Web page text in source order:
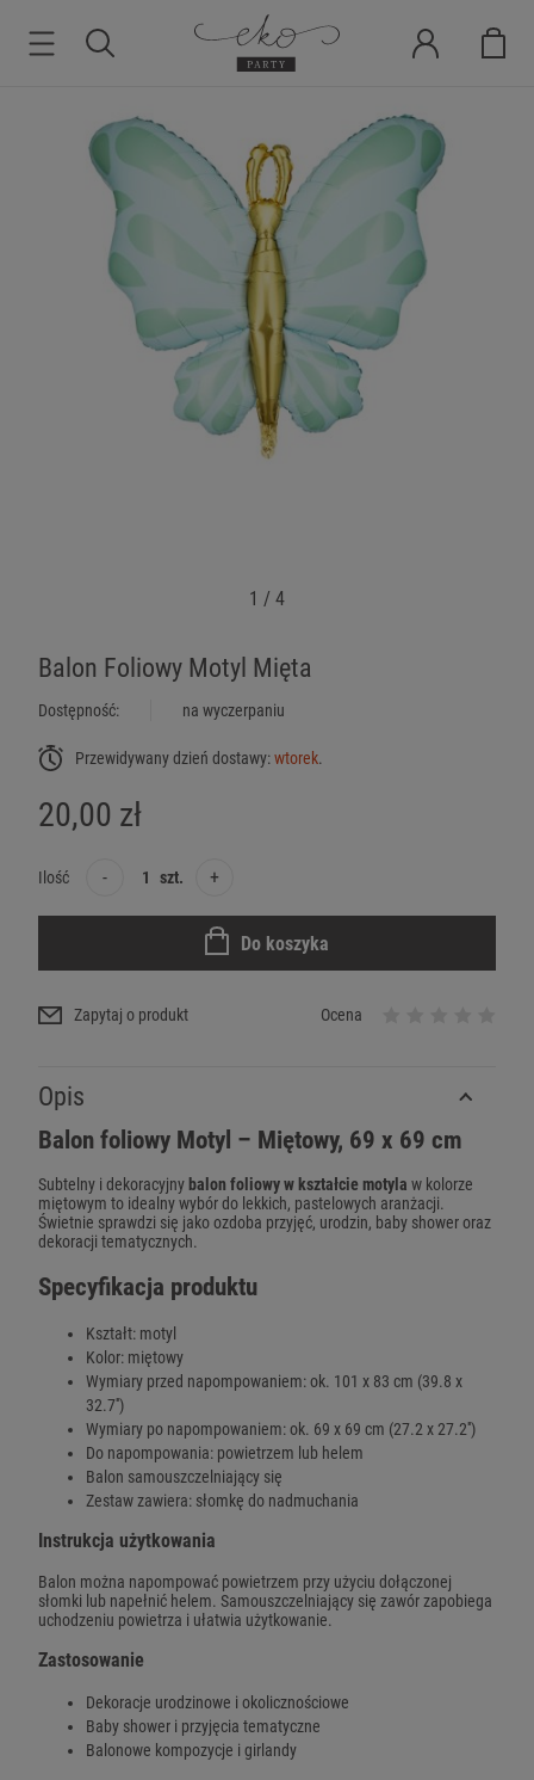
1 / 4
Balon Foliowy Motyl Mięta
Dostępność: na wyczerpaniu
Przewidywany dzień dostawy:wtorek.
20,00 zł
Ilość - szt. +
Do koszyka
Zapytaj o produkt Ocena
Opis
Balon foliowy Motyl – Miętowy, 69 x 69 cm
Subtelny i dekoracyjny balon foliowy w kształcie motyla w kolorze
miętowym to idealny wybór do lekkich, pastelowych aranżacji.
Świetnie sprawdzi się jako ozdoba przyjęć, urodzin, baby shower oraz
dekoracji tematycznych.
Specyfikacja produktu
Kształt: motyl
Kolor: miętowy
Wymiary przed napompowaniem: ok. 101 x 83 cm (39.8 x
32.7'')
Wymiary po napompowaniem: ok. 69 x 69 cm (27.2 x 27.2'')
Do napompowania: powietrzem lub helem
Balon samouszczelniający się
Zestaw zawiera: słomkę do nadmuchania
Instrukcja użytkowania
Balon można napompować powietrzem przy użyciu dołączonej
słomki lub napełnić helem. Samouszczelniający się zawór zapobiega
uchodzeniu powietrza i ułatwia użytkowanie.
Zastosowanie
Dekoracje urodzinowe i okolicznościowe
Baby shower i przyjęcia tematyczne
Balonowe kompozycje i girlandy